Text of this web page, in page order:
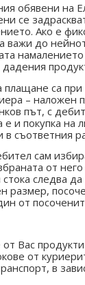
обявени на
се
Ако е
важи до
дадения
плащане са при
– наложен
път, с
и покупка на
в съответния
сам
от него
следва
размер,
от
Вас
от
в